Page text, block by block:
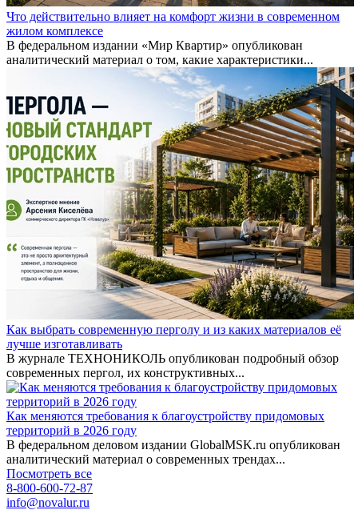
Что действительно влияет на комфорт жизни в современном
жилом комплексе
В федеральном издании «Мир Квартир» опубликован
аналитический материал о том, какие характеристики...
Как выбрать современную перголу и из каких материалов её
лучше изготавливать
В журнале ТЕХНОНИКОЛЬ опубликован подробный обзор
современных пергол, их конструктивных...
Как меняются требования к благоустройству придомовых
территорий в 2026 году
В федеральном деловом издании GlobalMSK.ru опубликован
аналитический материал о современных трендах...
Посмотреть все
8-800-600-72-87
info@novalur.ru